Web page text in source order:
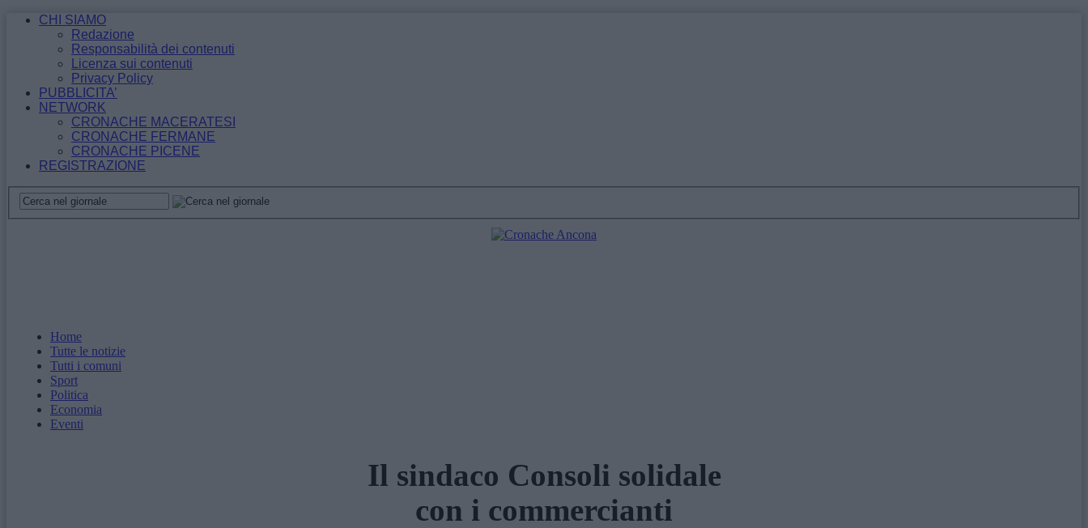
CHI SIAMO
Redazione
Responsabilità dei contenuti
Licenza sui contenuti
Privacy Policy
PUBBLICITA’
NETWORK
CRONACHE MACERATESI
CRONACHE FERMANE
CRONACHE PICENE
REGISTRAZIONE
Home
Tutte le notizie
Tutti i comuni
Sport
Politica
Economia
Eventi
Il sindaco Consoli solidale
con i commercianti